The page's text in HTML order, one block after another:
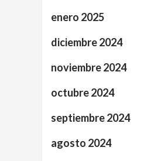
enero 2025
diciembre 2024
noviembre 2024
octubre 2024
septiembre 2024
agosto 2024